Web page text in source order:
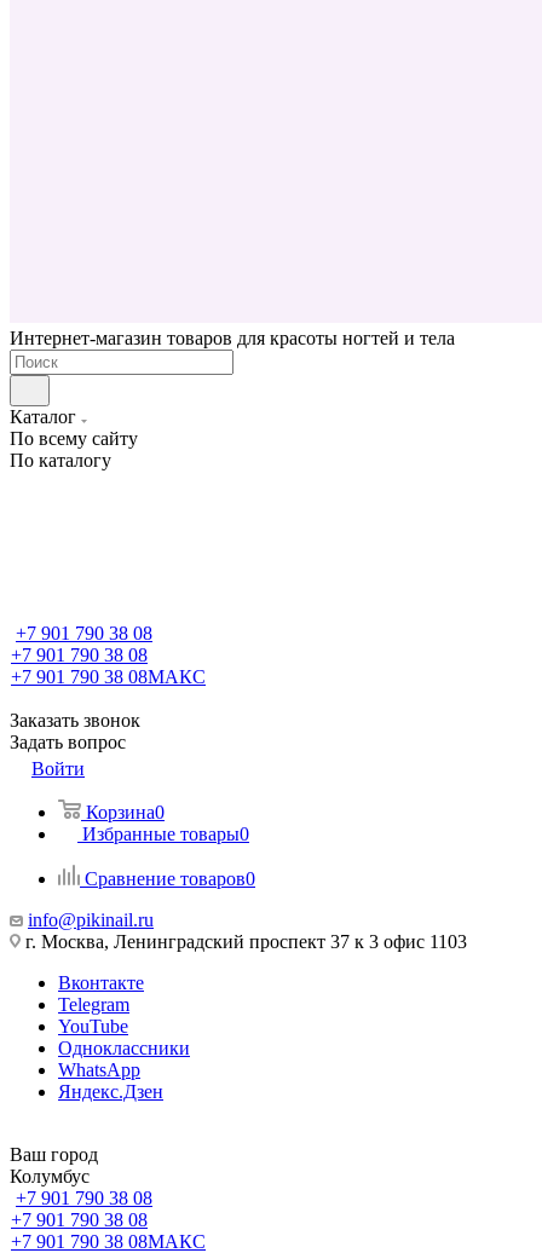
Интернет-магазин товаров для красоты ногтей и тела
Каталог
По всему сайту
По каталогу
+7 901 790 38 08
+7 901 790 38 08
+7 901 790 38 08МАКС
Заказать звонок
Задать вопрос
Войти
Корзина0
Избранные товары0
Сравнение товаров0
info@pikinail.ru
г. Москва, Ленинградский проспект 37 к 3 офис 1103
Вконтакте
Telegram
YouTube
Одноклассники
WhatsApp
Яндекс.Дзен
Ваш город
Колумбус
+7 901 790 38 08
+7 901 790 38 08
+7 901 790 38 08МАКС